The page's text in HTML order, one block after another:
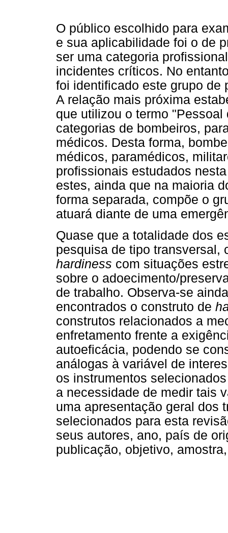
O público escolhido para
e sua aplicabilidade foi o de
ser uma categoria
incidentes críticos. No
foi identificado este grupo de
A relação mais próxima
que utilizou o termo
categorias de bombeiros,
médicos. Desta forma,
médicos, paramédicos,
profissionais estudados
estes, ainda que na maioria
forma separada, compõe o
atuará diante de uma
Quase que a totalidade dos
pesquisa de tipo transversal,
hardiness com situações
sobre o adoecimento/
de trabalho. Observa-se
encontrados o construto de
construtos relacionados a
enfretamento frente a
autoeficácia, podendo se
análogas à variável de
os instrumentos
a necessidade de medir tais
uma apresentação geral dos
selecionados para esta
seus autores, ano, país de
publicação, objetivo,